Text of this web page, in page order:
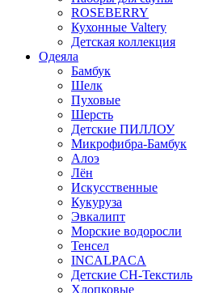
ROSEBERRY
Кухонные Valtery
Детская коллекция
Одеяла
Бамбук
Шелк
Пуховые
Шерсть
Детские ПИЛЛОУ
Микрофибра-Бамбук
Алоэ
Лён
Искусственные
Кукуруза
Эвкалипт
Морские водоросли
Тенсел
INCALPACA
Детские СН-Текстиль
Хлопковые